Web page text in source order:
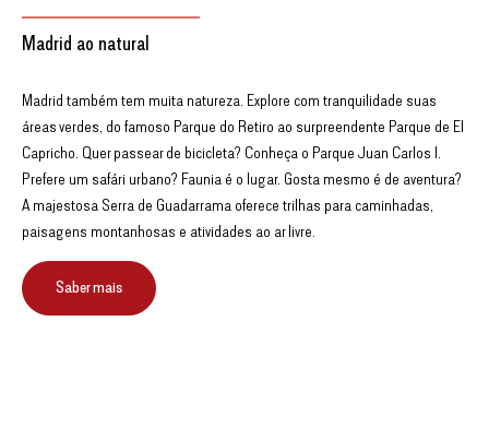
Madrid ao natural
Madrid também tem muita natureza. Explore com tranquilidade suas
áreas verdes, do famoso Parque do Retiro ao surpreendente Parque de El
Capricho. Quer passear de bicicleta? Conheça o Parque Juan Carlos I.
Prefere um safári urbano? Faunia é o lugar. Gosta mesmo é de aventura?
A majestosa Serra de Guadarrama oferece trilhas para caminhadas,
paisagens montanhosas e atividades ao ar livre.
Saber mais